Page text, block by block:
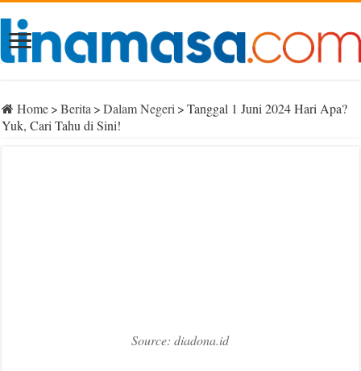
Home> Berita > Dalam Negeri > Tanggal 1 Juni 2024 Hari Apa?
Yuk, Cari Tahu di Sini!
Source: diadona.id